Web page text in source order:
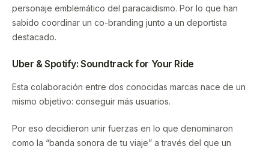
personaje emblemático del paracaidismo. Por lo que han
sabido coordinar un co-branding junto a un deportista
destacado.
Uber & Spotify: Soundtrack for Your Ride
Esta colaboración entre dos conocidas marcas nace de un
mismo objetivo: conseguir más usuarios.
Por eso decidieron unir fuerzas en lo que denominaron
como la “banda sonora de tu viaje” a través del que un